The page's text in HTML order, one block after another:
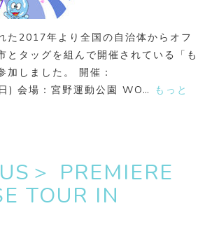
た2017年より全国の自治体からオフ
とタッグを組んで開催されている「も
加しました。 開催：
会場：宮野運動公園 WO… もっと
＞ PREMIERE
TOUR IN